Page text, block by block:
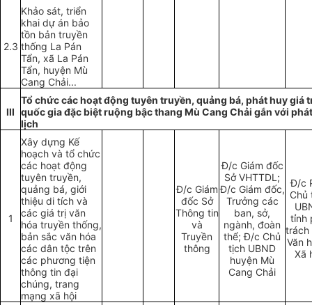
2.3
Khảo sát, triển
khai dự án bảo
tồn bản truyền
thống La Pán
Tẩn, xã La Pán
Tẩn, huyện Mù
Cang Chải...
III
Tổ chức các hoạt động tuyên truyền, quảng bá, phát huy giá
quốc gia đặc biệt ruộng bậc thang Mù Cang Chải gắn với
lịch
1
Xây dựng Kế
hoạch và tổ chức
các hoạt động
tuyên truyền,
quảng bá, giới
thiệu di tích và
các giá trị văn
hóa truyền thống,
bản sắc văn hóa
các dân tộc trên
các phương tiện
thông tin đại
chúng, trang
mạng xã hội
Đ/c Giám
đốc Sở
Thông tin
và
Truyền
thông
Đ/c Giám đốc
Sở VHTTDL;
Đ/c Giám đốc,
Trưởng các
ban, sở,
ngành, đoàn
thể; Đ/c Chủ
tịch UBND
huyện Mù
Cang Chải
Đ/c
Chủ
tỉnh
trách
Văn
Xã